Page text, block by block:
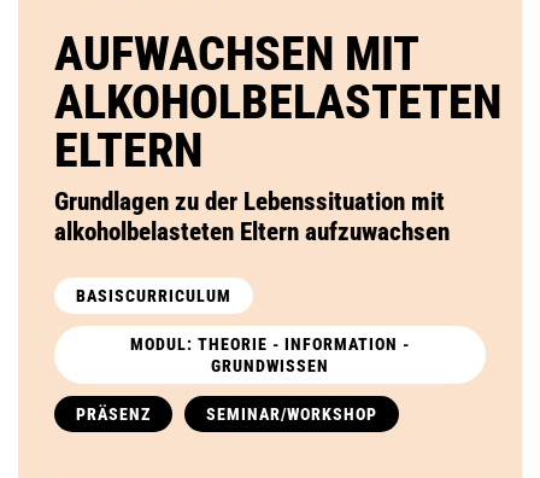
AUFWACHSEN MIT
ALKOHOLBELASTETEN
ELTERN
Grundlagen zu der Lebenssituation mit
alkoholbelasteten Eltern aufzuwachsen
BASISCURRICULUM
MODUL: THEORIE - INFORMATION -
GRUNDWISSEN
PRÄSENZ SEMINAR/WORKSHOP